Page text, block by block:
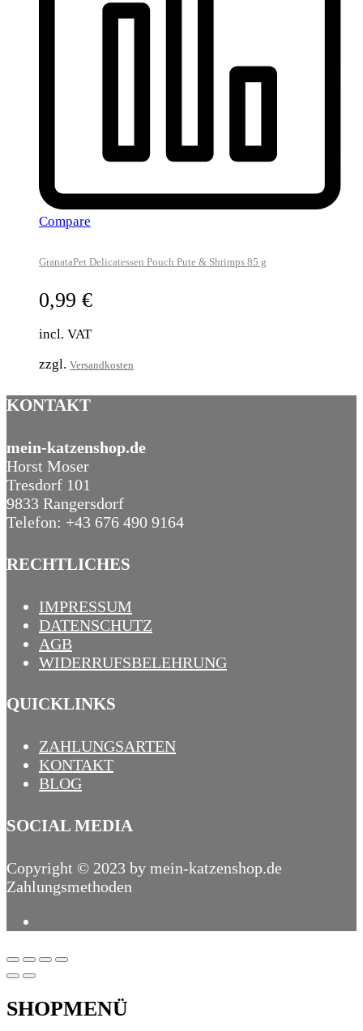
Compare
GranataPet Delicatessen Pouch Pute & Shrimps 85 g
0,99 €
incl. VAT
zzgl. Versandkosten
KONTAKT
mein-katzenshop.de
Horst Moser
Tresdorf 101
9833 Rangersdorf
Telefon: +43 676 490 9164
RECHTLICHES
IMPRESSUM
DATENSCHUTZ
AGB
WIDERRUFSBELEHRUNG
QUICKLINKS
ZAHLUNGSARTEN
KONTAKT
BLOG
SOCIAL MEDIA
Copyright © 2023 by mein-katzenshop.de
Zahlungsmethoden
SHOPMENÜ